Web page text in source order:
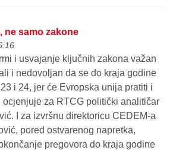
ne samo zakone
i usvajanje ključnih zakona važan
i nedovoljan da se do kraja godine
i 24, jer će Evropska unija pratiti i
ocjenjuje za RTCG politički analitičar
I za izvršnu direktoricu CEDEM-a
pored ostvarenog napretka,
pregovora do kraja godine